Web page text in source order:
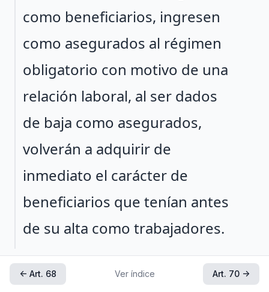
como beneficiarios, ingresen
como asegurados al régimen
obligatorio con motivo de una
relación laboral, al ser dados
de baja como asegurados,
volverán a adquirir de
inmediato el carácter de
beneficiarios que tenían antes
de su alta como trabajadores.
← Art. 68 Ver índice Art. 70 →